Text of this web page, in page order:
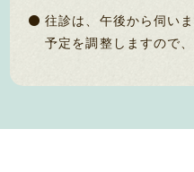
往診は、午後から伺い
予定を調整しますので